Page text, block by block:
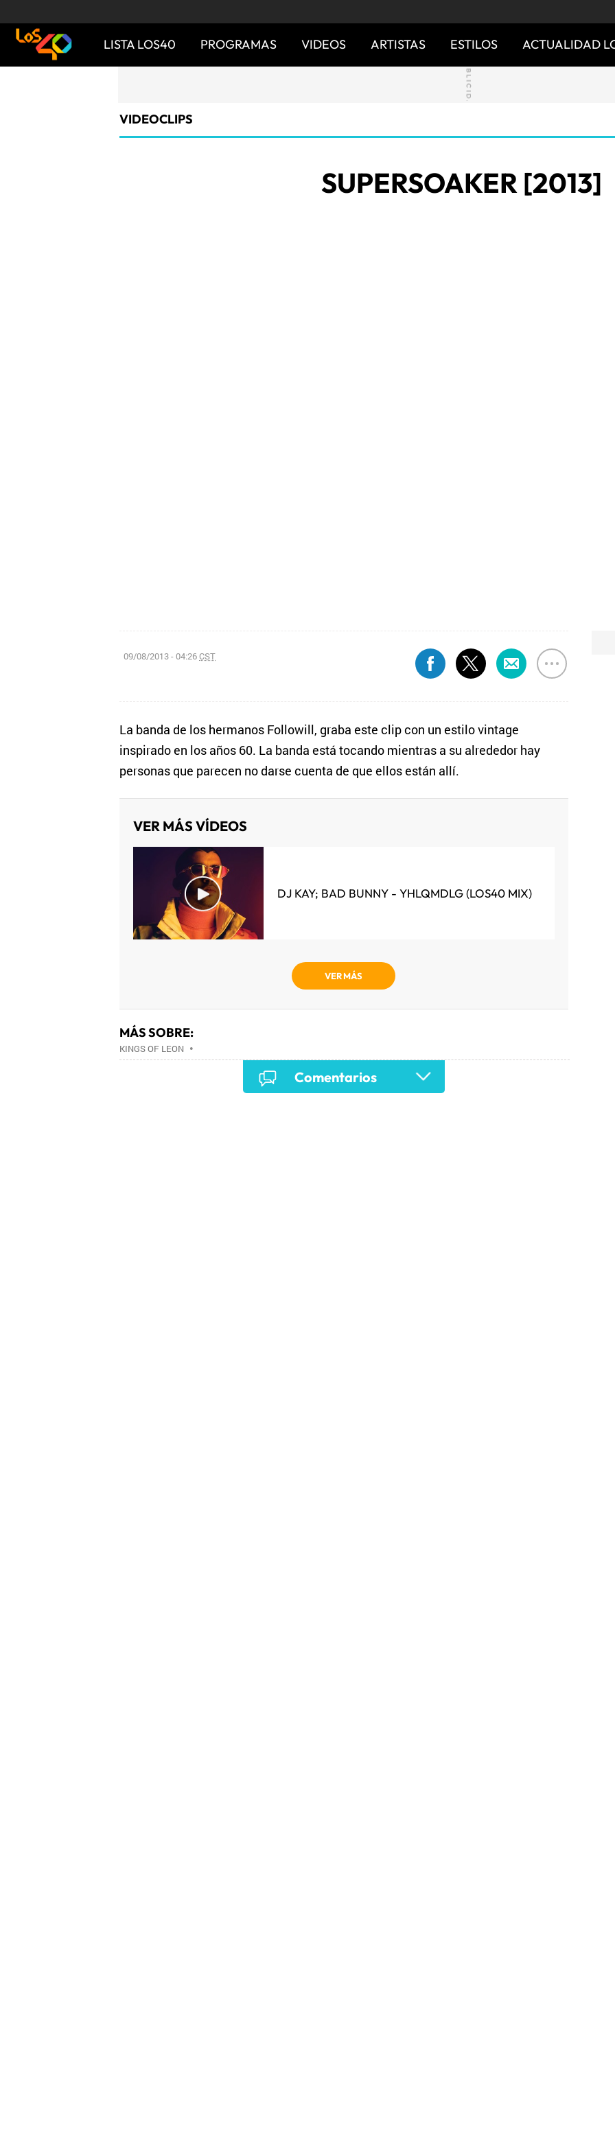
LISTA LOS40 PROGRAMAS VIDEOS ARTISTAS ESTILOS ACTUALIDAD
VIDEOCLIPS
SUPERSOAKER [2013]
09/08/2013 - 04:26CST
La banda de los hermanos Followill, graba este clip con un estilo vintage
inspirado en los años 60. La banda está tocando mientras a su alrededor hay
personas que parecen no darse cuenta de que ellos están allí.
VER MÁS VÍDEOS
DJ KAY; BAD BUNNY - YHLQMDLG (LOS40 MIX)
VER MÁS
MÁS SOBRE:
KINGS OF LEON •
Comentarios